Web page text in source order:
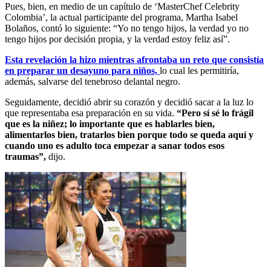
Pues, bien, en medio de un capítulo de ‘MasterChef Celebrity
Colombia’, la actual participante del programa, Martha Isabel
Bolaños, contó lo siguiente: “Yo no tengo hijos, la verdad yo no
tengo hijos por decisión propia, y la verdad estoy feliz así”.
Esta revelación la hizo mientras afrontaba un reto que consistía
en preparar un desayuno para niños, lo cual les permitiría,
además, salvarse del tenebroso delantal negro.
Seguidamente, decidió abrir su corazón y decidió sacar a la luz lo
que representaba esa preparación en su vida. “Pero sí sé lo frágil
que es la niñez; lo importante que es hablarles bien,
alimentarlos bien, tratarlos bien porque todo se queda aquí y
cuando uno es adulto toca empezar a sanar todos esos
traumas”, dijo.